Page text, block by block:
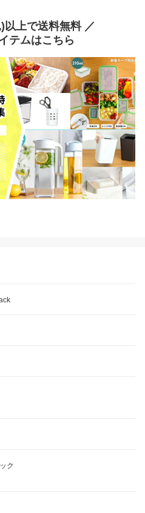
以上で送料無料 ／
テムはこちら
ク